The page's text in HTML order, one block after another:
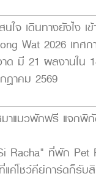
ใจ เดินทางยังไง เ
Wat 2026 เทศก
าด มี 21 ผลงานใน
ฎาคม 2569
าแมวพักฟรี แจกพิ
Racha" ที่พัก Pet
ค่โชว์คีย์การ์ดก็รับ